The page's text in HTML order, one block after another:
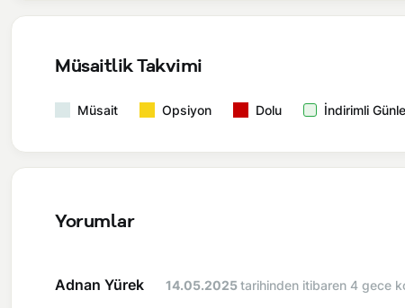
Müsaitlik Takvimi
Müsait Opsiyon Dolu İndirimli
Yorumlar
Adnan Yürek 14.05.2025tarihinden itibaren 4 gece